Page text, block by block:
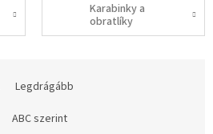
Karabinky a
obratlíky
Legdrágább
ABC szerint